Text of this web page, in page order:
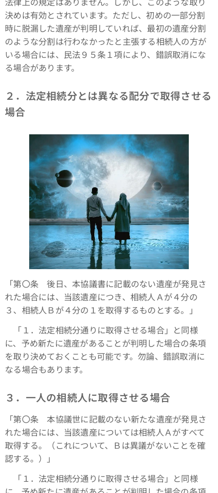
決めは有効とされています。ただし、初めの一部分割
時に脱漏した遺産が判明していれば、最初の遺産分割
のような分割は行わなかったと主張する相続人の方が
いる場合には、民法９５条１項により、錯誤取消にな
る場合があります。
２．法定相続分とは異なる配分で取得させる
場合
「第〇条 後日、本協議書に記載のない遺産が発見さ
れた場合には、当該遺産につき、相続人Ａが４分の
３、相続人Ｂが４分の１を取得するものとする。」
「１．法定相続分通りに取得させる場合」と同様
に、予め新たに遺産があることが判明した場合の条項
を取り決めておくことも可能です。勿論、錯誤取消に
なる場合もあります。
３．一人の相続人に取得させる場合
「第〇条 本協議世に記載のない新たな遺産が発見さ
れた場合には、当該遺産については相続人Ａがすべて
取得する。（これについて、Ｂは異議がないことを確
認する。）」
「１．法定相続分通りに取得させる場合」と同様